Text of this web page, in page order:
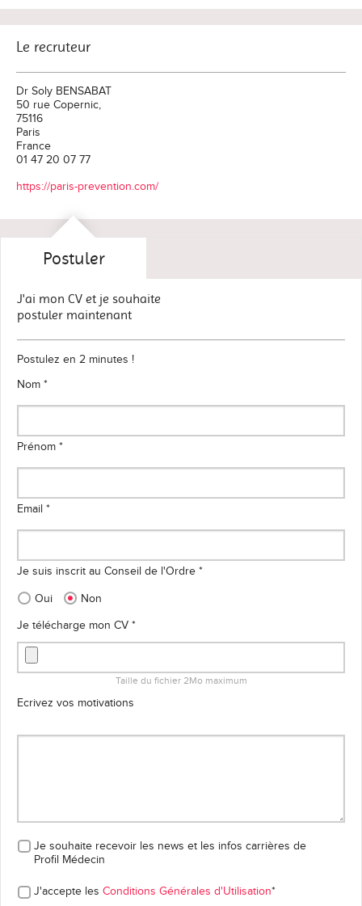
Le recruteur
Dr Soly BENSABAT
50 rue Copernic,
75116
Paris
France
01 47 20 07 77
https://paris-prevention.com/
Postuler
J'ai mon CV et je souhaite
postuler maintenant
Postulez en 2 minutes !
Nom *
Prénom *
Email *
Je suis inscrit au Conseil de l'Ordre *
Oui
Non
Je télécharge mon CV *
Taille du fichier 2Mo maximum
Ecrivez vos motivations
Je souhaite recevoir les news et les infos carrières de
Profil Médecin
J'accepte les Conditions Générales d'Utilisation*